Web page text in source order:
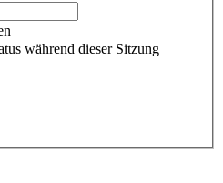
während dieser Sitzung